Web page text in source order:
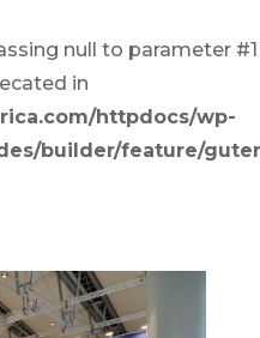
null to parameter #1
in
httpdocs/wp-
builder/feature/